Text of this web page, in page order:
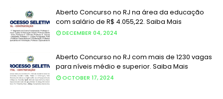
Aberto Concurso no RJ na área da educação
com salário de R$ 4.055,22. Saiba Mais
DECEMBER 04, 2024
Aberto Concurso no RJ com mais de 1230 vagas
para níveis médio e superior. Saiba Mais
OCTOBER 17, 2024